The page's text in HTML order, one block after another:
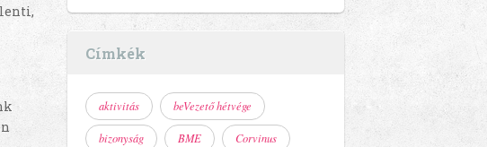
Címkék
aktivitás beVezető hétvége
bizonyság BME Corvinus